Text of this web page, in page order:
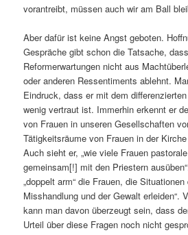
vorantreibt, müssen auch wir am Ball
Aber dafür ist keine Angst geboten.
Gespräche gibt schon die Tatsache,
Reformerwartungen nicht aus
oder anderen Ressentiments ablehnt.
Eindruck, dass er mit dem
wenig vertraut ist. Immerhin erkennt er
von Frauen in unseren Gesellschaften
Tätigkeitsräume von Frauen in der
Auch sieht er, „wie viele Frauen
gemeinsam[!] mit den Priestern
„doppelt arm“ die Frauen, die
Misshandlung und der Gewalt erleiden“.
kann man davon überzeugt sein, dass
Urteil über diese Fragen noch nicht